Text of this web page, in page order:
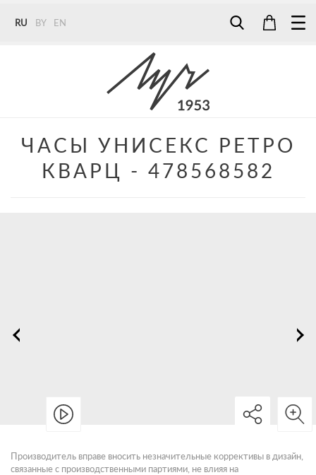
RU BY EN
+375 (29) 272 51 56
ЧАСЫ УНИСЕКС РЕТРО
КВАРЦ - 478568582
Производитель вправе вносить незначительные коррективы в дизайн,
связанные с производственными партиями, не влияя на